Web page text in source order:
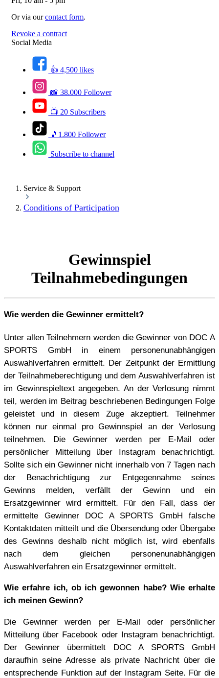
Or via ourcontact form.
Revoke a contract
Social Media
👍 4,500 likes
📸 38.000 Follower
📺 20 Subscribers
🎵1.800 Follower
Subscribe to channel
Service & Support
Conditions of Participation
Gewinnspiel
Teilnahmebedingungen
Wie werden die Gewinner ermittelt?
Unter allen Teilnehmern werden die Gewinner von DOC A
SPORTS GmbH in einem personenunabhängigen
Auswahlverfahren ermittelt. Der Zeitpunkt der Ermittlung
der Teilnahmeberechtigung und dem Auswahlverfahren ist
im Gewinnspieltext angegeben. An der Verlosung nimmt
teil, werden im Beitrag beschriebenen Bedingungen Folge
geleistet und in diesem Zuge akzeptiert. Teilnehmer
können nur einmal pro Gewinnspiel an der Verlosung
teilnehmen. Die Gewinner werden per E-Mail oder
persönlicher Mitteilung über Instagram benachrichtigt.
Sollte sich ein Gewinner nicht innerhalb von 7 Tagen nach
der Benachrichtigung zur Entgegennahme seines
Gewinns melden, verfällt der Gewinn und ein
Ersatzgewinner wird ermittelt. Für den Fall, dass der
ermittelte Gewinner DOC A SPORTS GmbH falsche
Kontaktdaten mitteilt und die Übersendung oder Übergabe
des Gewinns deshalb nicht möglich ist, wird ebenfalls
nach dem gleichen personenunabhängigen
Auswahlverfahren ein Ersatzgewinner ermittelt.
Wie erfahre ich, ob ich gewonnen habe? Wie erhalte
ich meinen Gewinn?
Die Gewinner werden per E-Mail oder persönlicher
Mitteilung über Facebook oder Instagram benachrichtigt.
Der Gewinner übermittelt DOC A SPORTS GmbH
daraufhin seine Adresse als private Nachricht über die
entsprechende Funktion auf der Instagram Seite. Für die